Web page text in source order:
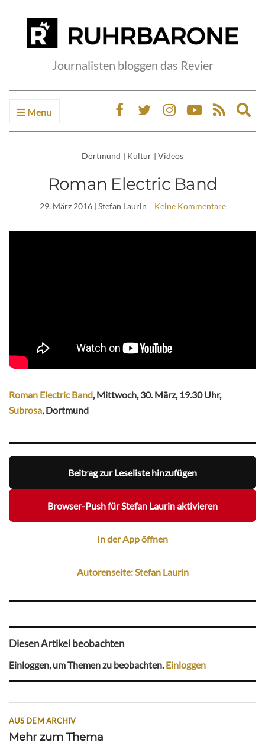
Journalisten bloggen das Revier
Menu
Dortmund | Kultur | Videos
Roman Electric Band
29. März 2016| Stefan Laurin Keine Kommentare
Roman Electric Band, Mittwoch, 30. März, 19.30 Uhr,
Subrosa, Dortmund
Beitrag zur Leseliste hinzufügen
Browser-Push für Stefan Laurin aktivieren
In der App öffnen
Autorenseite: Stefan Laurin
Diesen Artikel beobachten
Einloggen, um Themen zu beobachten. Einloggen
AUS DEM ARCHIV
Mehr zum Thema